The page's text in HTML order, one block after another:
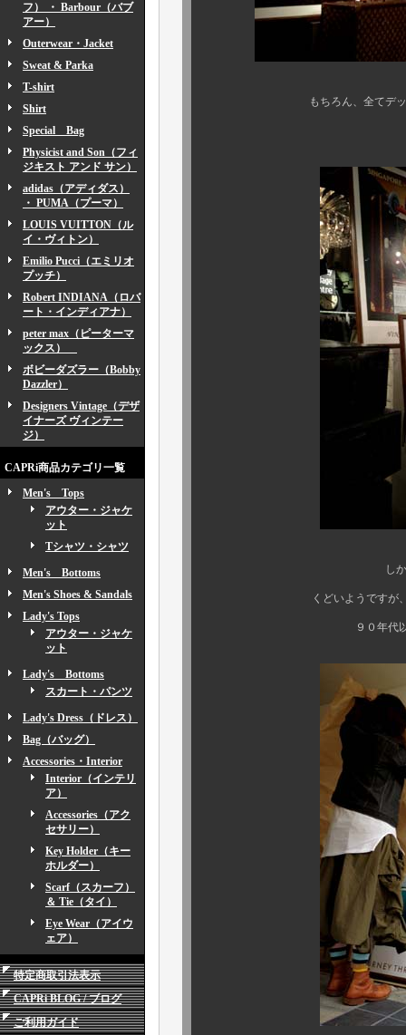
フ） ・ Barbour（バブ
アー）
Outerwear・Jacket
Sweat & Parka
T-shirt
Shirt
Special Bag
Physicist and Son（フィ
ジキスト アンド サン）
adidas（アディダス）
・ PUMA（プーマ）
LOUIS VUITTON（ル
イ・ヴィトン）
Emilio Pucci（エミリオ
プッチ）
Robert INDIANA（ロバ
ート・インディアナ）
peter max（ピーターマ
ックス）
ボビーダズラー（Bobby
Dazzler）
Designers Vintage（デザ
イナーズ ヴィンテー
ジ）
CAPRi商品カテゴリ一覧
Men's Tops
アウター・ジャケ
ット
Tシャツ・シャツ
Men's Bottoms
Men's Shoes & Sandals
Lady's Tops
アウター・ジャケ
ット
Lady's Bottoms
スカート・パンツ
Lady's Dress（ドレス）
Bag（バッグ）
Accessories・Interior
Interior（インテリ
ア）
Accessories（アク
セサリー）
Key Holder（キー
ホルダー）
Scarf（スカーフ）
＆ Tie（タイ）
Eye Wear（アイウ
ェア）
特定商取引法表示
CAPRi BLOG / ブログ
ご利用ガイド
もちろん、全てデッド且つ、
しかも、今回は４種
くどいようですが、もちろん
９０年代以降のコピー（